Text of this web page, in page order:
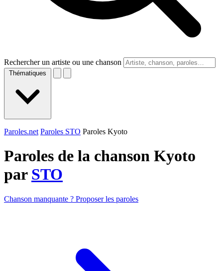
Rechercher un artiste ou une chanson
Thématiques
Paroles.net Paroles STO Paroles Kyoto
Paroles de la chanson Kyoto
par STO
Chanson manquante ? Proposer les paroles